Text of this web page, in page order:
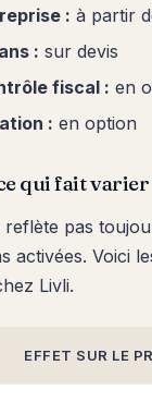
: à partir
: sur devis
fiscal : en
: en option
qui fait
pas
activées. Voici
Livli.
EFFET SUR LE